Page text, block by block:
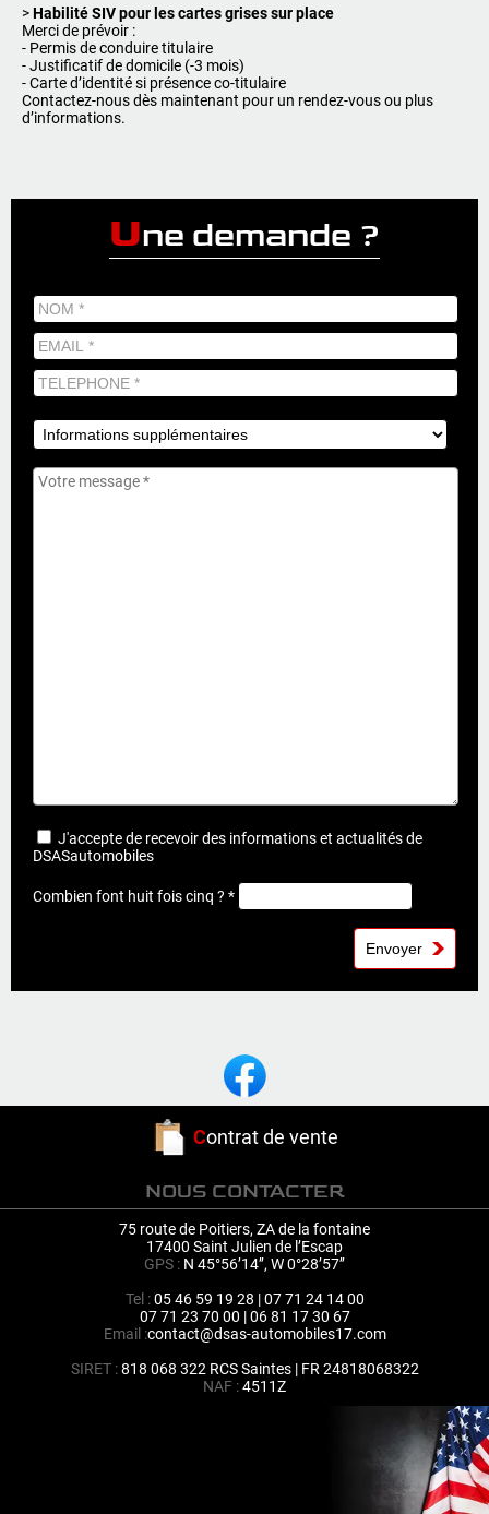
>Habilité SIV pour les cartes grises sur place
Merci de prévoir :
- Permis de conduire titulaire
-Justificatif de domicile (-3 mois)
-Carte d’identité si présence co-titulaire
Contactez-nous dès maintenant pour un rendez-vous ou plus
d’informations.
Une demande ?
J'accepte de recevoir des informations et actualités de
DSASautomobiles
Combien font huit fois cinq ? *
Contrat de vente
NOUS CONTACTER
75 route de Poitiers, ZA de la fontaine
17400 Saint Julien de l’Escap
GPS : N 45°56’14’’, W 0°28’57’’
Tel :05 46 59 19 28 | 07 71 24 14 00
07 71 23 70 00 | 06 81 17 30 67
Email :contact@dsas-automobiles17.com
SIRET :818 068 322 RCS Saintes | FR 24818068322
NAF :4511Z